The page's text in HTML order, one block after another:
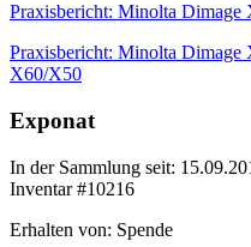
Praxisbericht: Minolta
Praxisbericht: Minolta
X60/X50
Exponat
In der Sammlung seit:
Inventar #10216
Erhalten von: Spende